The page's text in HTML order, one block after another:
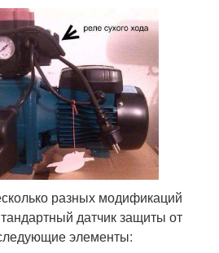
разных модификаций
датчик защиты от
элементы: